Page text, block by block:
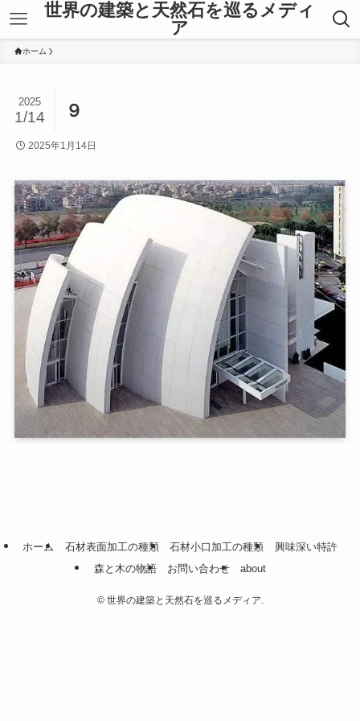
世界の建築と天然石を巡るメディ
ア
ホーム
９
2025
1/14
2025年1月14日
ホーム 石材表面加工の種類 石材小口加工の種類
興味深い特許
森と木の物語
お問い合わせ about
©世界の建築と天然石を巡るメディア.